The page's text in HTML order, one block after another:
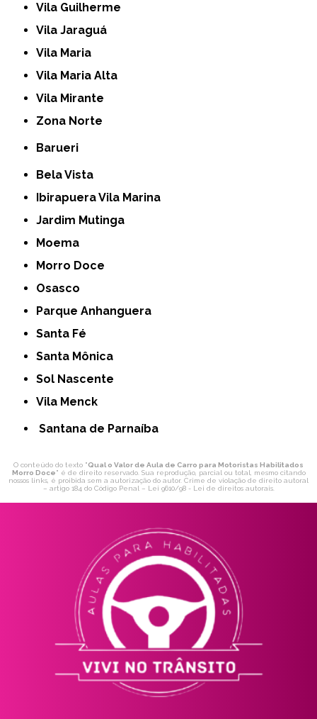
Vila Guilherme
Vila Jaraguá
Vila Maria
Vila Maria Alta
Vila Mirante
Zona Norte
Barueri
Bela Vista
Ibirapuera Vila Marina
Jardim Mutinga
Moema
Morro Doce
Osasco
Parque Anhanguera
Santa Fé
Santa Mônica
Sol Nascente
Vila Menck
Santana de Parnaíba
O conteúdo do texto "Qual o Valor de Aula de Carro para Motoristas Habilitados
Morro Doce" é de direito reservado. Sua reprodução, parcial ou total, mesmo citando
nossos links, é proibida sem a autorização do autor. Crime de violação de direito autoral
– artigo 184 do Código Penal – Lei 9610/98 - Lei de direitos autorais.